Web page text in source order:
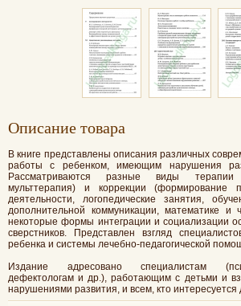
Oписание товара
В книге представлены описания различных
работы с ребенком, имеющим нарушения
Рассматриваются разные виды терапии
мульттерапия) и коррекции (формирование
деятельности, логопедические занятия,
дополнительной коммуникации, математике
некоторые формы интеграции и социализации
сверстников. Представлен взгляд
ребенка и системы лечебно-педагогической
Издание адресовано специалистам
дефектологам и др.), работающим с детьми и
нарушениями развития, и всем, кто